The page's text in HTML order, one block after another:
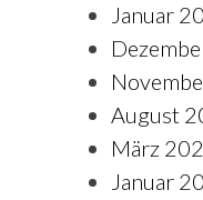
Januar
August
März
Januar